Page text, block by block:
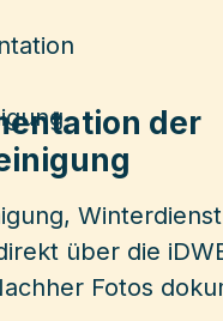
der
über die
Fotos